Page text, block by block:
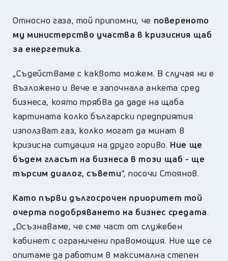
Относно газа, той припомни, че повереното
му министерство участва в кризисния щаб
за енергетика.
„Съдействаме с каквото можем. В случая ни е
възложено и вече е започнала анкета сред
бизнеса, която трябва да даде на щаба
картината колко български предприятия
използват газ, колко могат да минат в
кризисна ситуация на друго гориво. Ние ще
бъдем гласът на бизнеса в този щаб - ще
търсим диалог, съвети“, посочи Стоянов.
Като първи дългосрочен приоритет той
очерта подобряването на бизнес средата.
„Осъзнаваме, че сме част от служебен
кабинет с ограничени правомощия. Ние ще се
опитаме да работим в максимална степен